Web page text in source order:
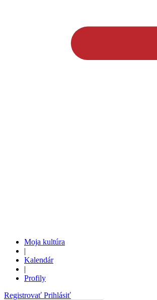
Moja kultúra
|
Kalendár
|
Profily
Registrovať Prihlásiť